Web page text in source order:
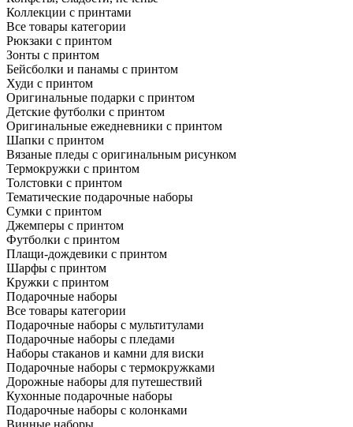
Коллекции с принтами
Все товары категории
Рюкзаки с принтом
Зонты с принтом
Бейсболки и панамы с принтом
Худи с принтом
Оригинальные подарки с принтом
Детские футболки с принтом
Оригинальные ежедневники с принтом
Шапки с принтом
Вязаные пледы с оригинальным рисунком
Термокружки с принтом
Толстовки с принтом
Тематические подарочные наборы
Сумки с принтом
Джемперы с принтом
Футболки с принтом
Плащи-дождевики с принтом
Шарфы с принтом
Кружки с принтом
Подарочные наборы
Все товары категории
Подарочные наборы с мультитулами
Подарочные наборы с пледами
Наборы стаканов и камни для виски
Подарочные наборы с термокружками
Дорожные наборы для путешествий
Кухонные подарочные наборы
Подарочные наборы с колонками
Винные наборы